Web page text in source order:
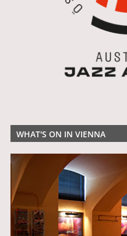
WHAT'S ON IN VIENNA